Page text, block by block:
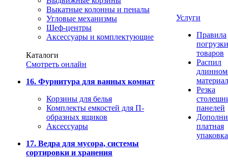
Выкатные колонны и пеналы
Угловые механизмы
Шеф-центры
Аксессуары и комплектующие
Каталоги
Смотреть онлайн
16. Фурнитура для ванных комнат
Корзины для белья
Комплекты емкостей для П-
образных ящиков
Аксессуары
17. Ведра для мусора, системы
сортировки и хранения
Услуги
Правила
погрузки
товаров
Распил
Резка
панелей
платная
упаковка